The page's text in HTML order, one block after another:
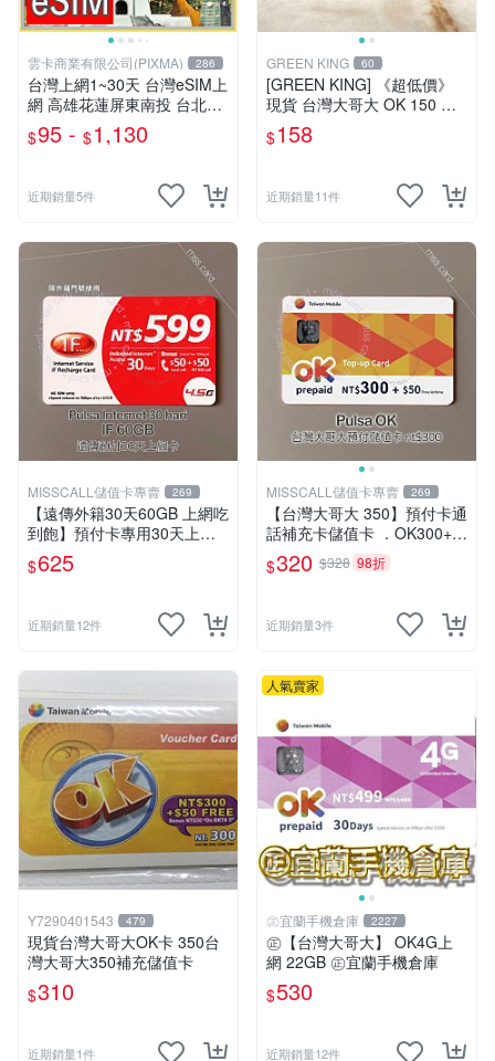
雲卡商業有限公司(PIXMA) 286
台灣上網1~30天 台灣eSIM上
網 高雄花蓮屏東南投 台北台
中新竹 合歡山烏來墾丁 露營
畢旅eSIM 台灣旅遊 台哥大
$95 - $1,130
近期銷量5件
GREEN KING 60
[GREEN KING] 《超低價》
現貨 台灣大哥大 OK 150 通
話費儲值卡 預付卡 電話卡 面
額150
$158
近期銷量11件
MISSCALL儲值卡專賣 269
【遠傳外籍30天60GB 上網吃
到飽】預付卡專用30天上網
補充卡/儲值卡．Internet if
u．if599⚡MissCall儲值卡專
$625
近期銷量12件
MISSCALL儲值卡專賣 269
【台灣大哥大 350】預付卡通
話補充卡儲值卡 ．OK300+5
0．門號延展⚡MissCall儲值卡
專賣
$320 $328 98折
近期銷量3件
Y7290401543 479
現貨台灣大哥大OK卡 350台
灣大哥大350補充儲值卡
$310
近期銷量1件
人氣賣家
㊣宜蘭手機倉庫 2227
㊣【台灣大哥大】 OK4G上
網 22GB ㊣宜蘭手機倉庫
$530
近期銷量12件